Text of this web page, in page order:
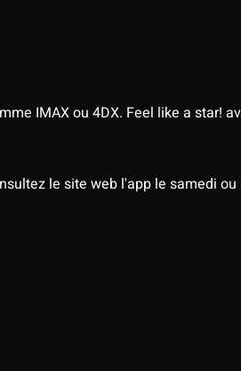
IMAX ou 4DX. Feel like a star!
le site web l'app le samedi